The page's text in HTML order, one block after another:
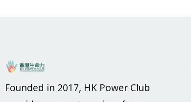
Founded in 2017, HK Power Club